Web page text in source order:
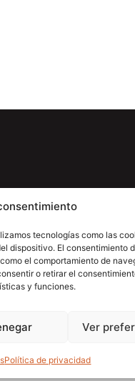
tecnologías como las
dispositivo. El consentimiento
el comportamiento de
o retirar el
y funciones.
Ver
Política de privacidad